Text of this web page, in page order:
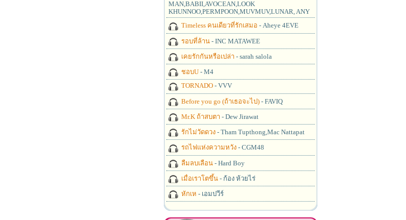
MAN,BABII,AVOCEAN,LOOK
KHUNNOO,PERMPOON,MUVMUV,LUNAR, ANY
Timeless คนเดียวที่รักเสมอ - Aheye 4EVE
รอบที่ล้าน- INC MATAWEE
เคยรักกันหรือเปล่า - sarah salola
ชอบU- M4
TORNADO- VVV
Before you go (ถ้าเธอจะไป)- FAVIQ
Mr.K ถ้าสบตา - Dew Jirawat
รักไม่วัดดวง- Tham Tupthong,Mac Nattapat
รถไฟแห่งความหวัง- CGM48
ลืมลบเลือน- Hard Boy
เมื่อเราโตขึ้น- ก้อง ห้วยไร่
หักเห - เอมปวีร์